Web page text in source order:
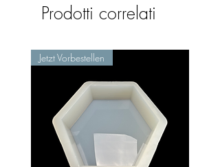
Prodotti correlati
Jetzt Vorbestellen